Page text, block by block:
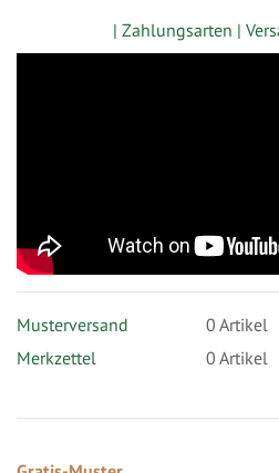
| Zahlungsarten |
Musterversand 0 Artikel
Merkzettel
0 Artikel